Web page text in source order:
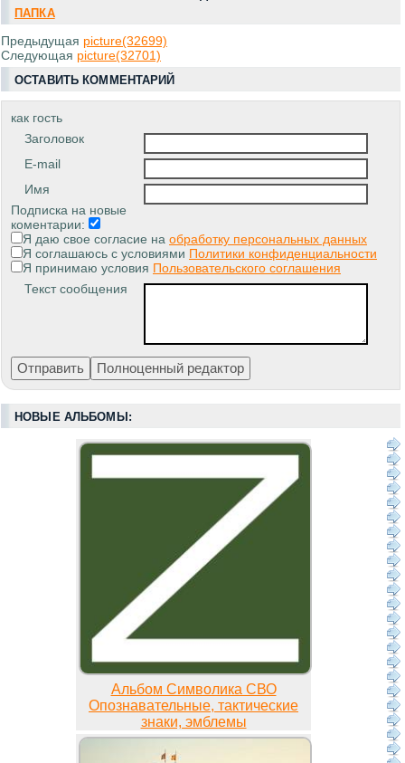
ПАПКА
Предыдущая picture(32699)
Следующая picture(32701)
ОСТАВИТЬ КОММЕНТАРИЙ
как гость
Заголовок
E-mail
Имя
Подписка на новые
коментарии:
Я даю свое согласие на обработку персональных данных
Я соглашаюсь с условиями Политики конфиденциальности
Я принимаю условия Пользовательского соглашения
Текст сообщения
НОВЫЕ АЛЬБОМЫ:
Альбом Символика СВО
Опознавательные, тактические
знаки, эмблемы